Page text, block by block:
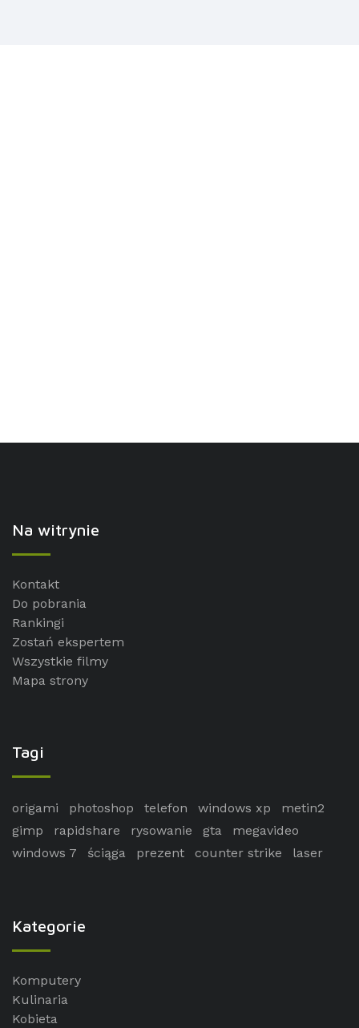
Na witrynie
Kontakt
Do pobrania
Rankingi
Zostań ekspertem
Wszystkie filmy
Mapa strony
Tagi
origami photoshop telefon windows xp
metin2
gimp
rapidshare rysowanie gta
megavideo
windows 7
ściąga prezent counter strike laser
Kategorie
Komputery
Kulinaria
Kobieta